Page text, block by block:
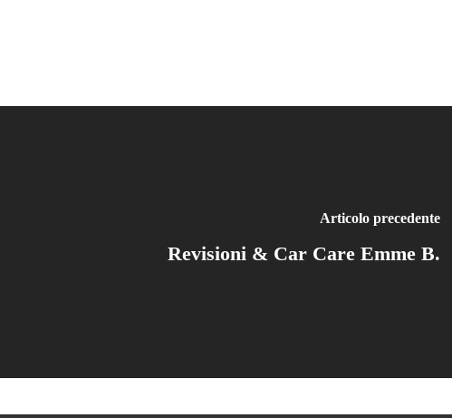
Articolo precedente
Revisioni & Car Care Emme B.